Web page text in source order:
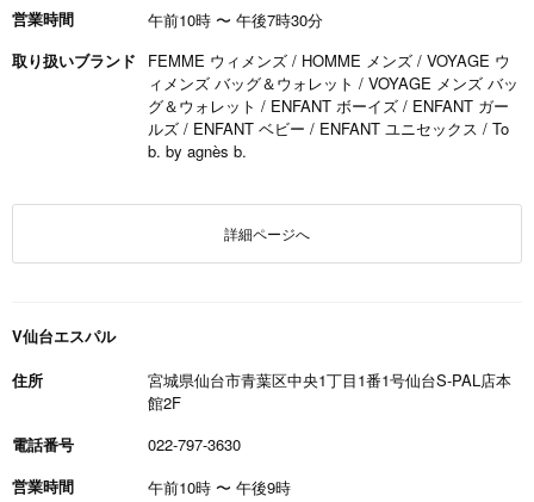
営業時間
午前10時 〜 午後7時30分
取り扱いブランド
FEMME ウィメンズ / HOMME メンズ / VOYAGE ウ
ィメンズ バッグ＆ウォレット / VOYAGE メンズ バッ
グ＆ウォレット / ENFANT ボーイズ / ENFANT ガー
ルズ / ENFANT ベビー / ENFANT ユニセックス / To
b. by agnès b.
詳細ページへ
V仙台エスパル
住所
宮城県仙台市青葉区中央1丁目1番1号仙台S-PAL店本
館2F
電話番号
022-797-3630
営業時間
午前10時 〜 午後9時